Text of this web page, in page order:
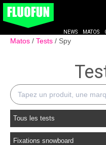
NEWS MATOS
Matos Tests Spy
Tous les tests
Fixations snowboard